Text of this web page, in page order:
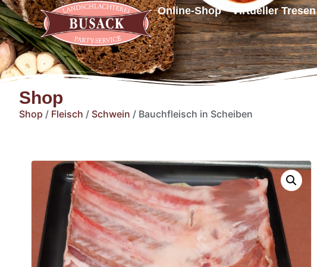
Online-Shop Virtueller Tresen
Shop
Shop / Fleisch / Schwein / Bauchfleisch in Scheiben